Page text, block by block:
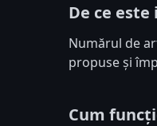
De ce
Numărul de
propuse și
Cum